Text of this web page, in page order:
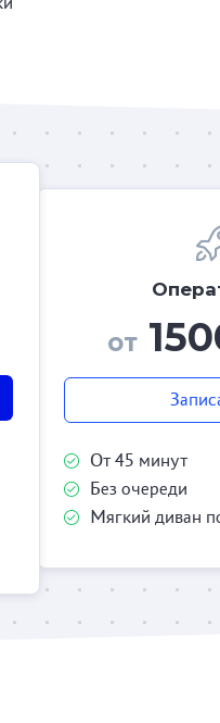
от
От 45 минут
Без очереди
Мягкий диван